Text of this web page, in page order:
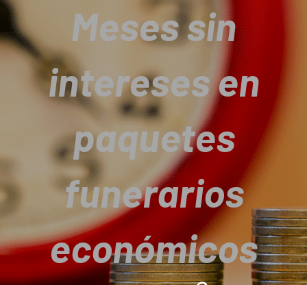
Meses sin
intereses en
paquetes
funerarios
económicos